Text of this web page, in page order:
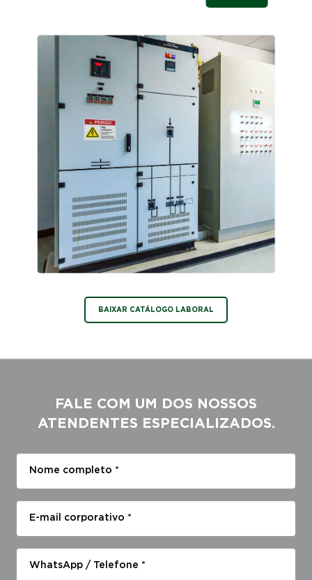
BAIXAR CATÁLOGO LABORAL
FALE COM UM DOS NOSSOS
ATENDENTES ESPECIALIZADOS.
Nome completo *
E-mail corporativo *
WhatsApp / Telefone *